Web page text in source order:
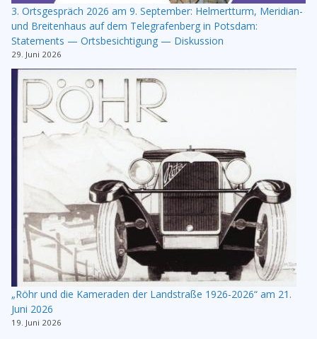
3. Ortsgespräch 2026 am 9. September: Helmertturm, Meridian-
und Breitenhaus auf dem Telegrafenberg in Potsdam:
Statements — Ortsbesichtigung — Diskussion
29. Juni 2026
„Röhr und die Kameraden der Landstraße 1926-2026“ am 21.
Juni 2026
19. Juni 2026